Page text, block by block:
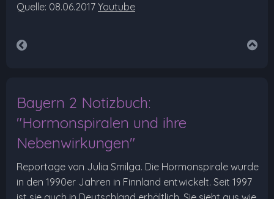
Quelle: 08.06.2017 Youtube
Bayern 2 Notizbuch:
"Hormonspiralen und ihre
Nebenwirkungen"
Reportage von Julia Smilga. Die Hormonspirale wurde
in den 1990er Jahren in Finnland entwickelt. Seit 1997